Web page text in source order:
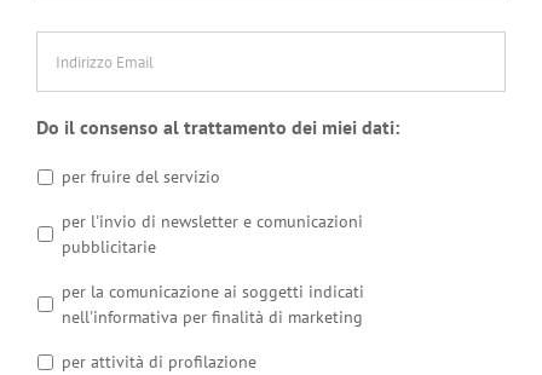
Indirizzo
Email *
Do il consenso al trattamento dei miei dati:
per fruire del servizio
per l'invio di newsletter e comunicazioni
pubblicitarie
per la comunicazione ai soggetti indicati
nell'informativa per finalità di marketing
per attività di profilazione